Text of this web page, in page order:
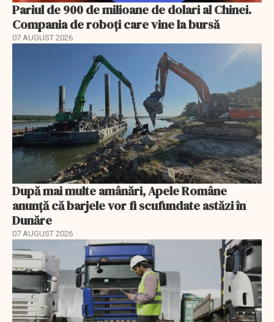
Pariul de 900 de milioane de dolari al Chinei.
Compania de roboți care vine la bursă
07 AUGUST 2026
După mai multe amânări, Apele Române
anunță că barjele vor fi scufundate astăzi în
Dunăre
07 AUGUST 2026